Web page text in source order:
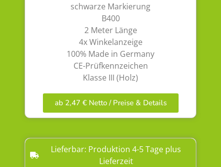
schwarze Markierung
B400
2 Meter Länge
4x Winkelanzeige
100% Made in Germany
CE-Prüfkennzeichen
Klasse III (Holz)
ab 2,47 € Netto / Preise & Details
Lieferbar: Produktion 4-5 Tage plus
Lieferzeit